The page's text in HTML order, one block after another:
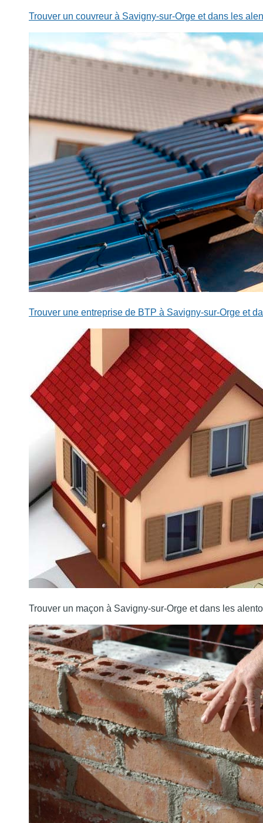
Trouver un couvreur à Savigny-sur-Orge et dans les
Trouver une entreprise de BTP à Savigny-sur-Orge et
Trouver un maçon à Savigny-sur-Orge et dans les